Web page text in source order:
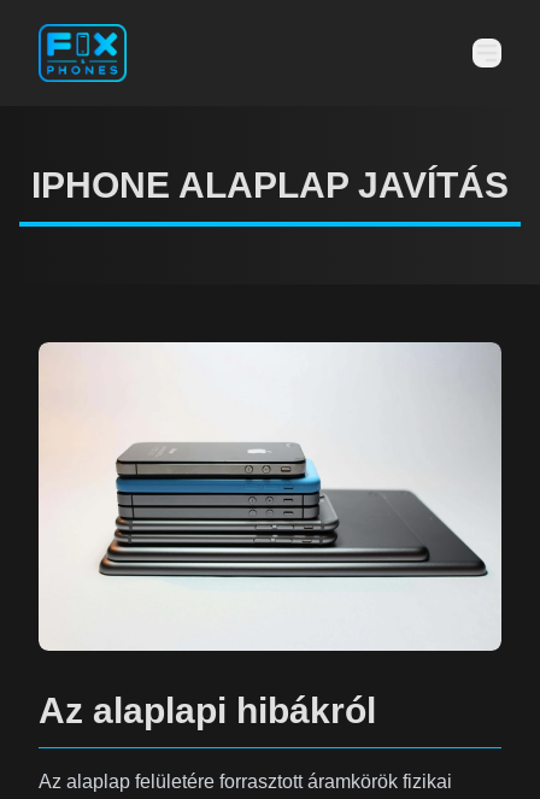
IPHONE ALAPLAP JAVÍTÁS
Az alaplapi hibákról
Az alaplap felületére forrasztott áramkörök fizikai